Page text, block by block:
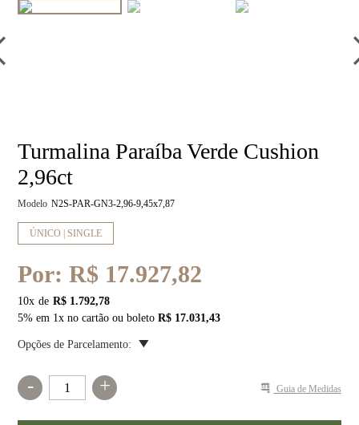
Turmalina Paraíba Verde Cushion
2,96ct
Modelo N2S-PAR-GN3-2,96-9,45x7,87
ÚNICO | SINGLE
Por:R$ 17.927,82
10x
R$ 1.792,78
5% em 1x no cartão ou boletoR$ 17.031,43
Opções de Parcelamento:
- + Guia de Medidas